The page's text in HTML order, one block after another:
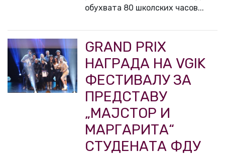
обухвата 80 школских часов...
GRAND PRIX
НАГРАДА НА VGIK
ФЕСТИВАЛУ ЗА
ПРЕДСТАВУ
„МАЈСТОР И
МАРГАРИТА“
СТУДЕНАТА ФДУ